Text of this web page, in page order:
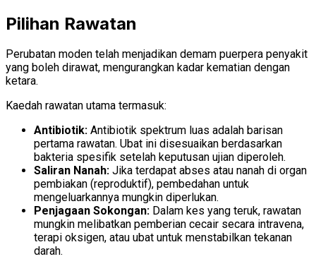
Pilihan Rawatan
Perubatan moden telah menjadikan demam puerpera penyakit
yang boleh dirawat, mengurangkan kadar kematian dengan
ketara.
Kaedah rawatan utama termasuk:
Antibiotik: Antibiotik spektrum luas adalah barisan
pertama rawatan. Ubat ini disesuaikan berdasarkan
bakteria spesifik setelah keputusan ujian diperoleh.
Saliran Nanah: Jika terdapat abses atau nanah di organ
pembiakan (reproduktif), pembedahan untuk
mengeluarkannya mungkin diperlukan.
Penjagaan Sokongan: Dalam kes yang teruk, rawatan
mungkin melibatkan pemberian cecair secara intravena,
terapi oksigen, atau ubat untuk menstabilkan tekanan
darah.